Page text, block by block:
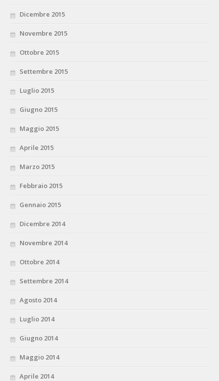
Dicembre 2015
Novembre 2015
Ottobre 2015
Settembre 2015
Luglio 2015
Giugno 2015
Maggio 2015
Aprile 2015
Marzo 2015
Febbraio 2015
Gennaio 2015
Dicembre 2014
Novembre 2014
Ottobre 2014
Settembre 2014
Agosto 2014
Luglio 2014
Giugno 2014
Maggio 2014
Aprile 2014